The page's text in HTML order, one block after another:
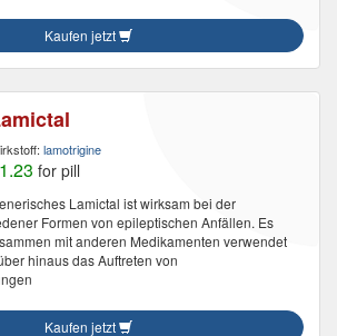
Kaufen jetzt
lamotrigine
for pill
Lamictal ist wirksam bei der
Formen von epileptischen Anfällen. Es
mit anderen Medikamenten verwendet
hinaus das Auftreten von
Kaufen jetzt